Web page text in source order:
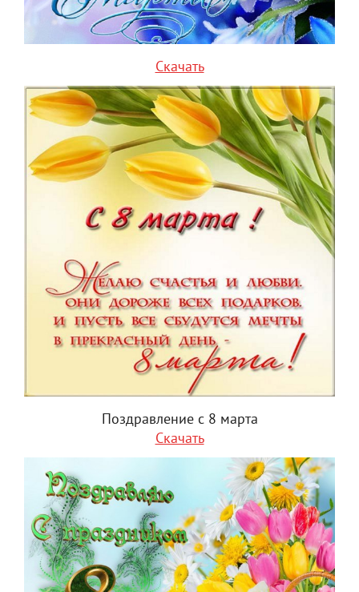
Скачать
Поздравление с 8 марта
Скачать